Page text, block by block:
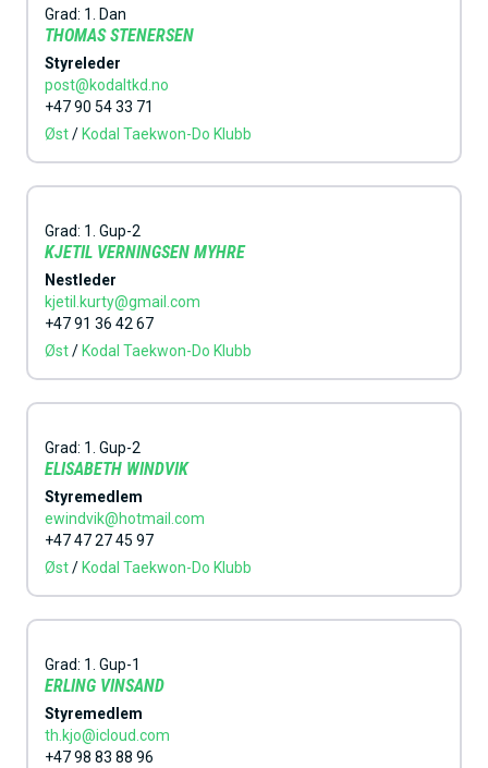
Grad: 1. Dan
THOMAS STENERSEN
Styreleder
post@kodaltkd.no
+47 90 54 33 71
Øst/ Kodal Taekwon-Do Klubb
Grad: 1. Gup-2
KJETIL VERNINGSEN MYHRE
Nestleder
kjetil.kurty@gmail.com
+47 91 36 42 67
Øst/ Kodal Taekwon-Do Klubb
Grad: 1. Gup-2
ELISABETH WINDVIK
Styremedlem
ewindvik@hotmail.com
+47 47 27 45 97
Øst/ Kodal Taekwon-Do Klubb
Grad: 1. Gup-1
ERLING VINSAND
Styremedlem
th.kjo@icloud.com
+47 98 83 88 96